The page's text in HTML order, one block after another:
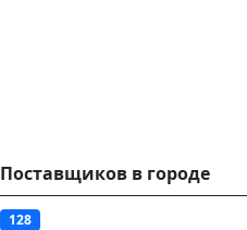
Поставщиков в городе
128